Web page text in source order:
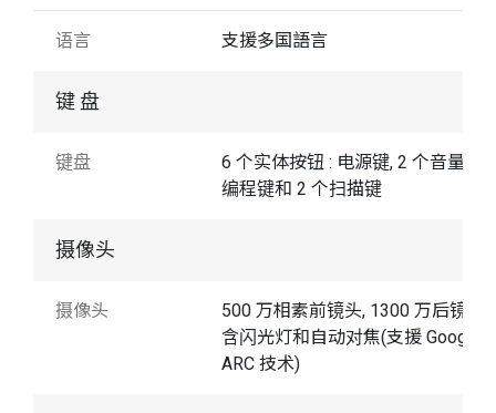
语言 支援多国語言
键 盘
键盘
6 个实体按钮 : 电源键, 2 个音量键,
编程键和 2 个扫描键
摄像头
摄像头
500 万相素前镜头, 1300 万后镜头
含闪光灯和自动对焦(支援 Google
ARC 技术)